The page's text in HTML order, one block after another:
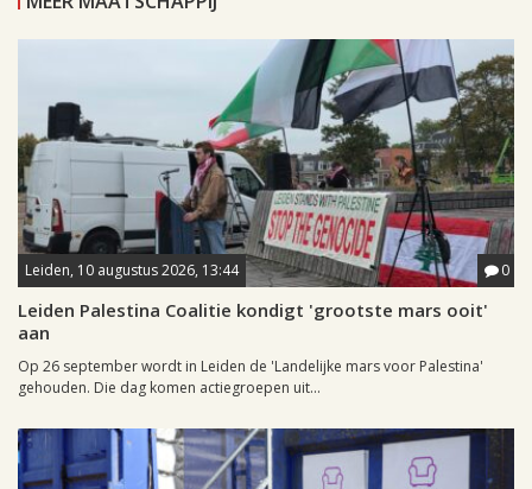
Leiden, 10 augustus 2026, 13:44 0
Leiden Palestina Coalitie kondigt 'grootste mars ooit'
aan
Op 26 september wordt in Leiden de 'Landelijke mars voor Palestina'
gehouden. Die dag komen actiegroepen uit...